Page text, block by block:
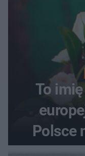
To
Polsce